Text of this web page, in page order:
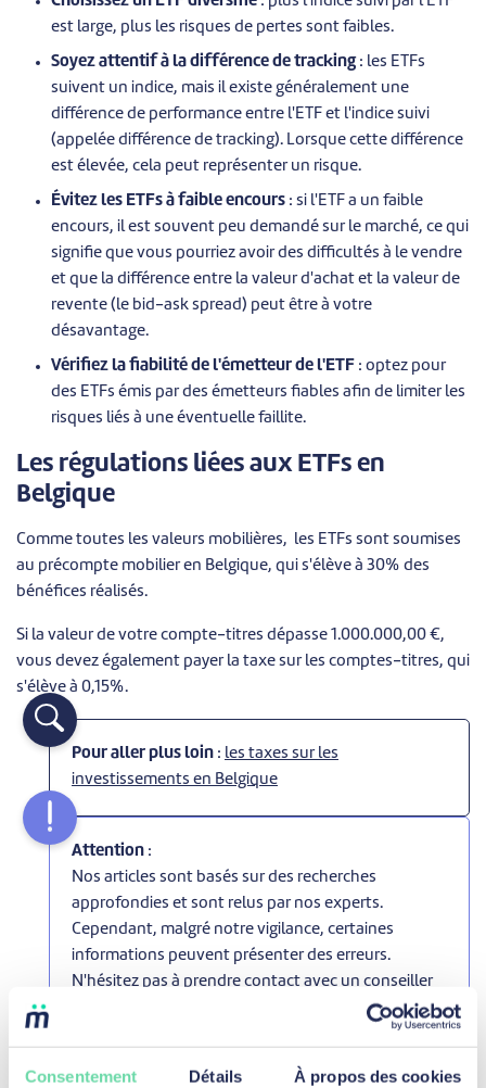
Consentement Détails À propos des cookies
est large, plus les risques de pertes sont faibles.
Soyez attentif à la différence de tracking: les ETFs
suivent un indice, mais il existe généralement une
différence de performance entre l'ETF et l'indice suivi
(appelée différence de tracking). Lorsque cette différence
est élevée, cela peut représenter un risque.
Évitez les ETFs à faible encours : si l'ETF a un faible
encours, il est souvent peu demandé sur le marché, ce qui
signifie que vous pourriez avoir des difficultés à le vendre
et que la différence entre la valeur d'achat et la valeur de
revente (le bid-ask spread) peut être à votre
désavantage.
Vérifiez la fiabilité de l'émetteur de l'ETF : optez pour
des ETFs émis par des émetteurs fiables afin de limiter les
risques liés à une éventuelle faillite.
Les régulations liées aux ETFs en
Belgique
Comme toutes les valeurs mobilières, les ETFs sont soumises
au précompte mobilier en Belgique, qui s'élève à 30% des
bénéfices réalisés.
Si la valeur de votre compte-titres dépasse 1.000.000,00 €,
vous devez également payer la taxe sur les comptes-titres, qui
s'élève à 0,15%.
Pour aller plus loin : les taxes sur les
investissements en Belgique
Attention :
Nos articles sont basés sur des recherches
approfondies et sont relus par nos experts.
Cependant, malgré notre vigilance, certaines
informations peuvent présenter des erreurs.
N'hésitez pas à prendre contact avec un conseiller
financier ou un expert fiscaliste pour poser vos